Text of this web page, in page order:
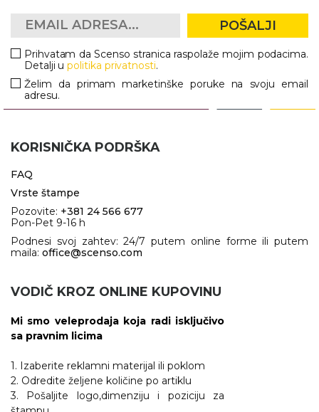
POŠALJI
Prihvatam da Scenso stranica raspolaže mojim podacima.
Detalji upolitika privatnosti.
Želim da primam marketinške poruke na svoju email
adresu.
KORISNIČKA PODRŠKA
FAQ
Vrste štampe
Pozovite: +381 24 566 677
Pon-Pet 9-16 h
Podnesi svoj zahtev: 24/7 putem online forme ili putem
maila: office@scenso.com
VODIČ KROZ ONLINE KUPOVINU
Mi smo veleprodaja koja radi isključivo
sa pravnim licima
1. Izaberite reklamni materijal ili poklom
2. Odredite željene količine po artiklu
3. Pošaljite logo,dimenziju i poziciju za